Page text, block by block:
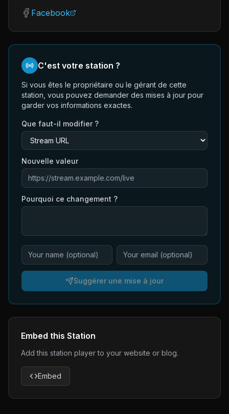
Facebook
C'est votre station ?
Si vous êtes le propriétaire ou le gérant de cette
station, vous pouvez demander des mises à jour pour
garder vos informations exactes.
Que faut-il modifier ?
Nouvelle valeur
Pourquoi ce changement ?
Suggérer une mise à jour
Embed this Station
Add this station player to your website or blog.
Embed